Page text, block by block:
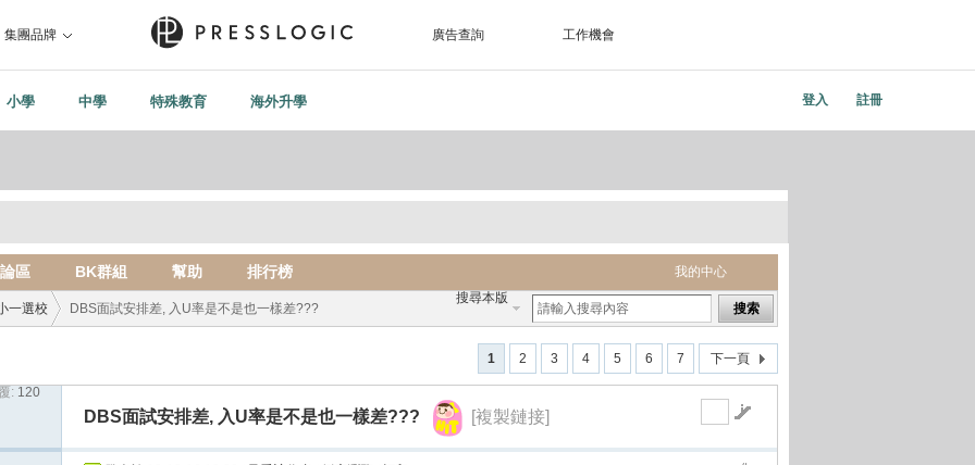
集團品牌 廣告查詢 工作機會
小學 中學 特殊教育 海外升學 登入 註冊
我的中心
區 BK群組 幫助 排行榜
搜尋本版
搜索
一選校 DBS面試安排差, 入U率是不是也一樣差???
1 2 3 4 5 6 7 下一頁
: 120
DBS面試安排差, 入U率是不是也一樣差??? [複製鏈接]